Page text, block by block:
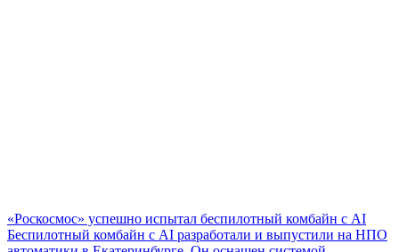
«Роскосмос» успешно испытал беспилотный комбайн с AI
Беспилотный комбайн с AI разработали и выпустили на НПО